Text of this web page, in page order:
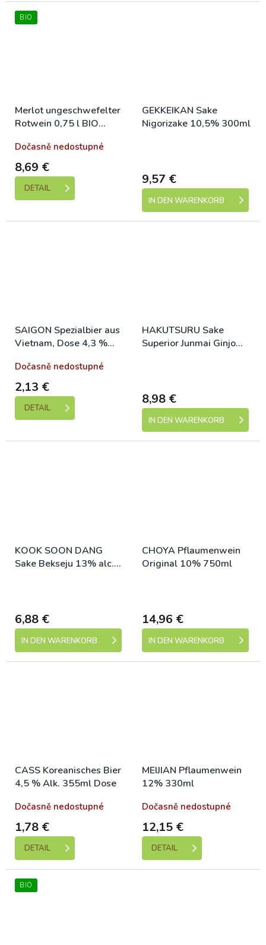
BIO
Merlot ungeschwefelter
Rotwein 0,75 l BIO
Dočasně nedostupné
8,69 €
DETAIL
GEKKEIKAN Sake
Nigorizake 10,5% 300ml
9,57 €
IN DEN WARENKORB
SAIGON Spezialbier aus
Vietnam, Dose 4,3 %
Dočasně nedostupné
2,13 €
DETAIL
HAKUTSURU Sake
Superior Junmai Ginjo
8,98 €
IN DEN WARENKORB
KOOK SOON DANG
Sake Bekseju 13% alc.
6,88 €
IN DEN WARENKORB
CHOYA Pflaumenwein
Original 10% 750ml
14,96 €
IN DEN WARENKORB
CASS Koreanisches Bier
4,5 % Alk. 355ml Dose
Dočasně nedostupné
1,78 €
DETAIL
MEIJIAN Pflaumenwein
12% 330ml
Dočasně nedostupné
12,15 €
DETAIL
BIO